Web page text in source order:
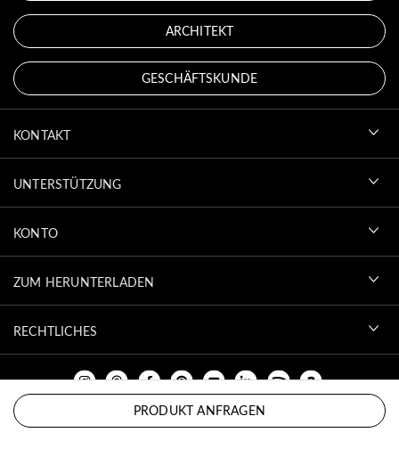
PRODUKT ANFRAGEN
ARCHITEKT
GESCHÄFTSKUNDE
KONTAKT
UNTERSTÜTZUNG
KONTO
ZUM HERUNTERLADEN
RECHTLICHES
NACH OBEN SCROLLEN